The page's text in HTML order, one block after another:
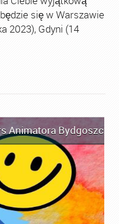
się w Warszawie
2023), Gdyni (14
Animatora Bydgoszcz